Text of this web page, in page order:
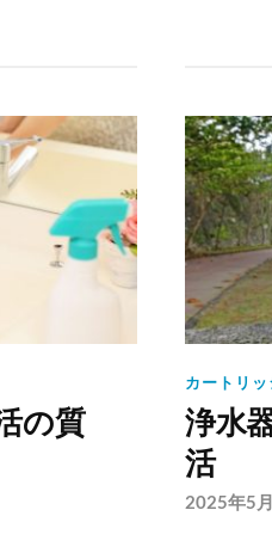
の質
カートリッ
浄水
活
2025年5